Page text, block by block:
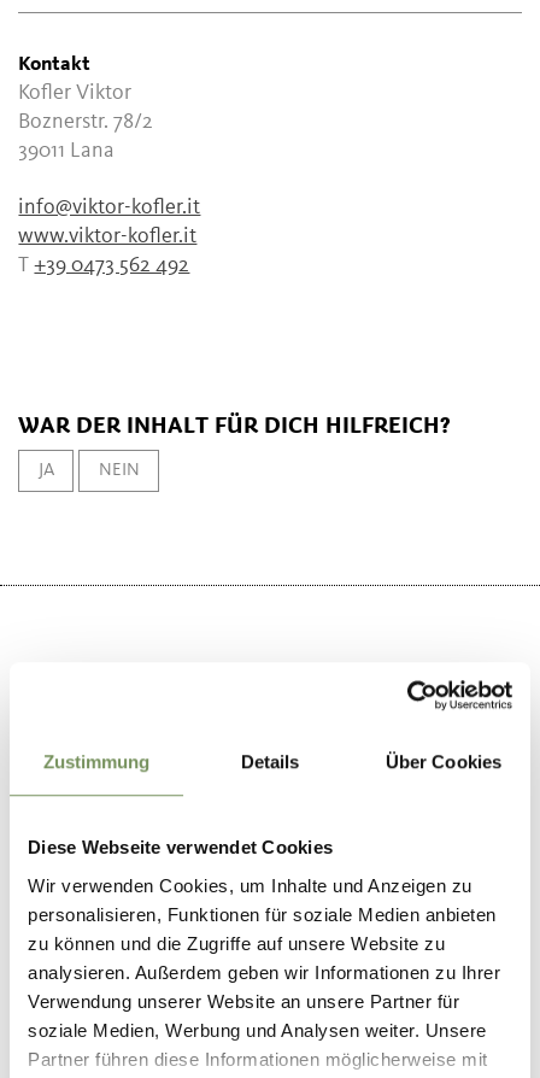
Zustimmung Details Über Cookies
Diese Webseite verwendet Cookies
Wir verwenden Cookies, um Inhalte und Anzeigen zu
personalisieren, Funktionen für soziale Medien anbieten
zu können und die Zugriffe auf unsere Website zu
analysieren. Außerdem geben wir Informationen zu Ihrer
Verwendung unserer Website an unsere Partner für
soziale Medien, Werbung und Analysen weiter. Unsere
Partner führen diese Informationen möglicherweise mit
Kontakt
Kofler Viktor
Boznerstr. 78/2
39011 Lana
info@viktor-kofler.it
www.viktor-kofler.it
T+39 0473 562 492
WAR DER INHALT FÜR DICH HILFREICH?
JA NEIN
−